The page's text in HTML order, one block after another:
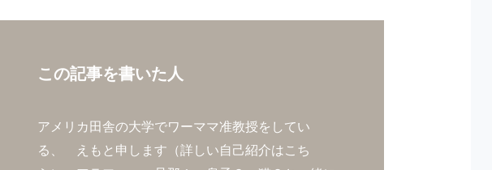
この記事を書いた人
アメリカ田舎の大学でワーママ准教授をしてい
る、 えもと申します（詳しい自己紹介はこち